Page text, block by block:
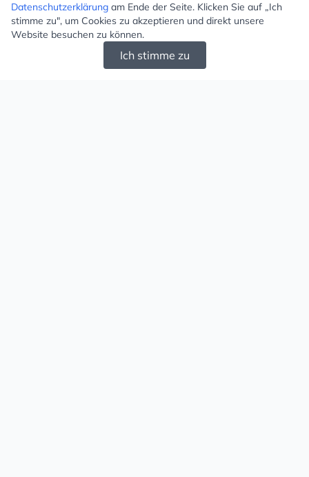
Datenschutzerklärung am Ende der Seite. Klicken Sie auf „Ich
stimme zu", um Cookies zu akzeptieren und direkt unsere
Website besuchen zu können.
Ich stimme zu